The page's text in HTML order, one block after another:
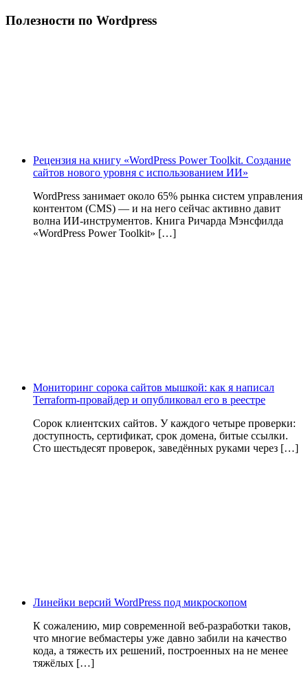
Полезности по Wordpress
Рецензия на книгу «WordPress Power Toolkit. Создание
сайтов нового уровня с использованием ИИ»
WordPress занимает около 65% рынка систем управления
контентом (CMS) — и на него сейчас активно давит
волна ИИ‑инструментов. Книга Ричарда Мэнсфилда
«WordPress Power Toolkit» […]
Мониторинг сорока сайтов мышкой: как я написал
Terraform-провайдер и опубликовал его в реестре
Сорок клиентских сайтов. У каждого четыре проверки:
доступность, сертификат, срок домена, битые ссылки.
Сто шестьдесят проверок, заведённых руками через […]
Линейки версий WordPress под микроскопом
К сожалению, мир современной веб-разработки таков,
что многие вебмастеры уже давно забили на качество
кода, а тяжесть их решений, построенных на не менее
тяжёлых […]